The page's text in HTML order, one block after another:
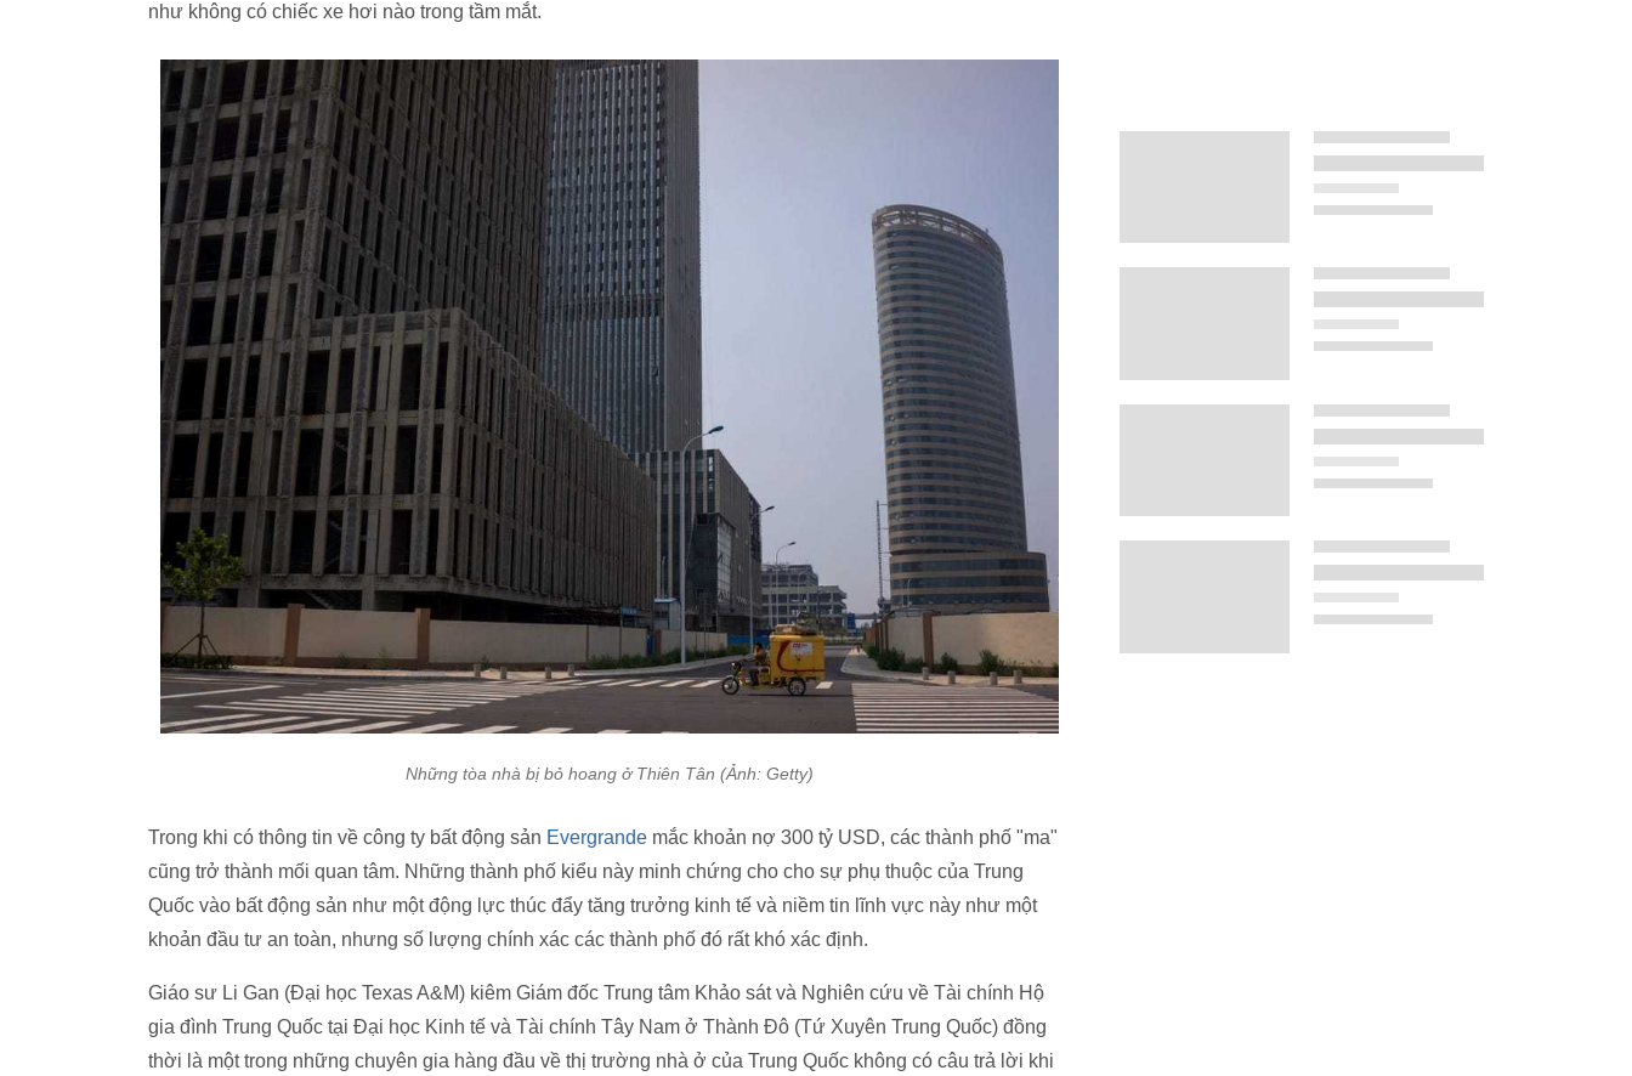
như không có chiếc xe hơi nào trong tầm mắt.
Những tòa nhà bị bỏ hoang ở Thiên Tân (Ảnh: Getty)
Trong khi có thông tin về công ty bất động sản Evergrande mắc khoản nợ 300 tỷ USD, các thành phố "ma"
cũng trở thành mối quan tâm. Những thành phố kiểu này minh chứng cho cho sự phụ thuộc của Trung
Quốc vào bất động sản như một động lực thúc đẩy tăng trưởng kinh tế và niềm tin lĩnh vực này như một
khoản đầu tư an toàn, nhưng số lượng chính xác các thành phố đó rất khó xác định.
Giáo sư Li Gan (Đại học Texas A&M) kiêm Giám đốc Trung tâm Khảo sát và Nghiên cứu về Tài chính Hộ
gia đình Trung Quốc tại Đại học Kinh tế và Tài chính Tây Nam ở Thành Đô (Tứ Xuyên Trung Quốc) đồng
thời là một trong những chuyên gia hàng đầu về thị trường nhà ở của Trung Quốc không có câu trả lời khi